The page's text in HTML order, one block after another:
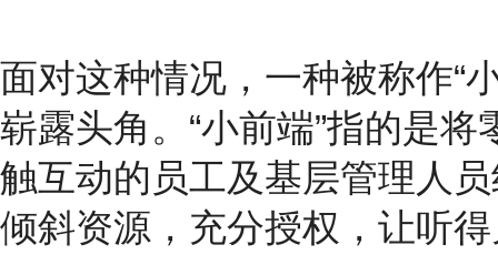
面对这种情况，一种被称作“
崭露头角。“小前端”指的是
触互动的员工及基层管理人
倾斜资源，充分授权，让听